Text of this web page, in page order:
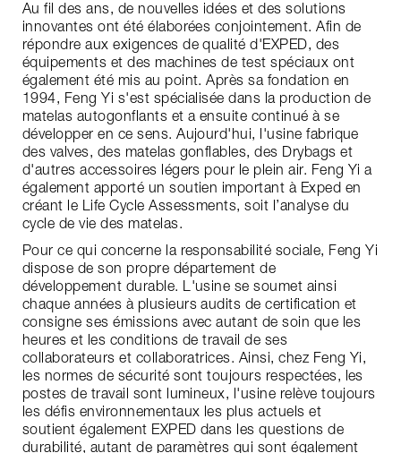
Au fil des ans, de nouvelles idées et des solutions
innovantes ont été élaborées conjointement. Afin de
répondre aux exigences de qualité d'EXPED, des
équipements et des machines de test spéciaux ont
également été mis au point. Après sa fondation en
1994, Feng Yi s'est spécialisée dans la production de
matelas autogonflants et a ensuite continué à se
développer en ce sens. Aujourd'hui, l'usine fabrique
des valves, des matelas gonflables, des Drybags et
d'autres accessoires légers pour le plein air. Feng Yi a
également apporté un soutien important à Exped en
créant le Life Cycle Assessments, soit l’analyse du
cycle de vie des matelas.
Pour ce qui concerne la responsabilité sociale, Feng Yi
dispose de son propre département de
développement durable. L'usine se soumet ainsi
chaque années à plusieurs audits de certification et
consigne ses émissions avec autant de soin que les
heures et les conditions de travail de ses
collaborateurs et collaboratrices. Ainsi, chez Feng Yi,
les normes de sécurité sont toujours respectées, les
postes de travail sont lumineux, l'usine relève toujours
les défis environnementaux les plus actuels et
soutient également EXPED dans les questions de
durabilité, autant de paramètres qui sont également